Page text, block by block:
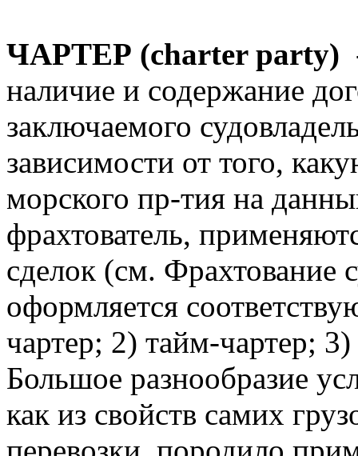
ЧАРТЕР (charter party)
наличие и содержание
заключаемого
зависимости от того,
морского пр-тия на
фрахтователь,
сделок (см. Фрахтование
оформляется
чартер; 2) тайм-чартер;
Большое разнообразие
как из свойств самих